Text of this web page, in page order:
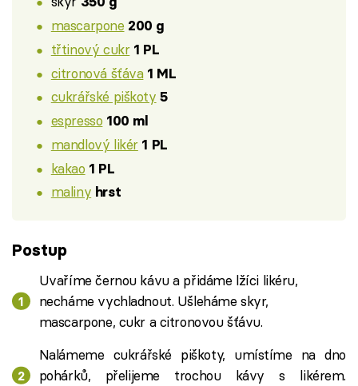
mascarpone 200 g
třtinový cukr 1 PL
citronová šťáva 1 ML
cukrářské piškoty 5
espresso 100 ml
mandlový likér 1 PL
kakao 1 PL
maliny hrst
Postup
Uvaříme černou kávu a přidáme lžíci likéru,
necháme vychladnout. Ušleháme skyr,
mascarpone, cukr a citronovou šťávu.
Nalámeme cukrářské piškoty, umístíme na dno
pohárků, přelijeme trochou kávy s likérem.